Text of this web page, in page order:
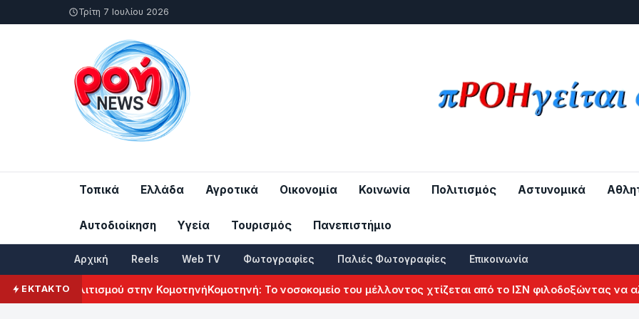
Τρίτη 7 Ιουλίου 2026
Τοπικά Ελλάδα Αγροτικά Οικονομία Κοινωνία Πολιτισμός Αστυνομικά
Αυτοδιοίκηση Υγεία Τουρισμός Πανεπιστήμιο
Αρχική Reels Web TV Φωτογραφίες Παλιές Φωτογραφίες Επικοινωνία
ΕΚΤΑΚΤΟ
Πολιτισμού στην ΚομοτηνήΚομοτηνή: Το νοσοκομείο του μέλλοντος χτίζεται από το ΙΣΝ φιλοδοξώντας να αλλάξει